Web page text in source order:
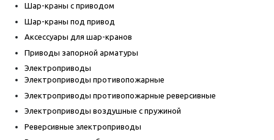
Шар-краны с приводом
Шар-краны под привод
Аксессуары для шар-кранов
Приводы запорной арматуры
Электроприводы
Электроприводы противопожарные
Электроприводы противопожарные реверсивные
Электроприводы воздушные с пружиной
Реверсивные электроприводы